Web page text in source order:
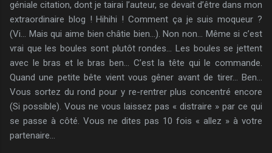
géniale citation, dont je tairai l’auteur, se devait d’être dans mon
extraordinaire blog ! Hihihi ! Comment ça je suis moqueur ?
(Vi… Mais qui aime bien châtie bien…). Non non… Même si c’est
vrai que les boules sont plutôt rondes… Les boules se jettent
avec le bras et le bras ben… C’est la tête qui le commande.
Quand une petite bête vient vous gêner avant de tirer… Ben…
Vous sortez du rond pour y re-rentrer plus concentré encore
(Si possible). Vous ne vous laissez pas « distraire » par ce qui
se passe à côté. Vous ne dites pas 10 fois « allez » à votre
partenaire…